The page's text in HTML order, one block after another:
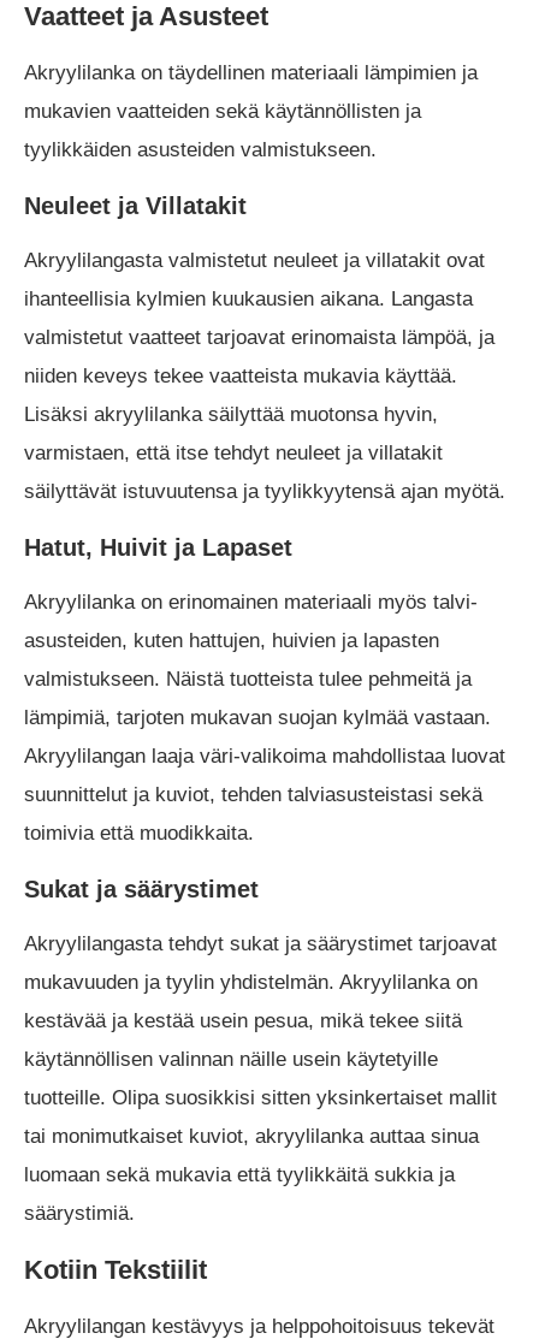
Vaatteet ja Asusteet
Akryylilanka on täydellinen materiaali lämpimien ja
mukavien vaatteiden sekä käytännöllisten ja
tyylikkäiden asusteiden valmistukseen.
Neuleet ja Villatakit
Akryylilangasta valmistetut neuleet ja villatakit ovat
ihanteellisia kylmien kuukausien aikana. Langasta
valmistetut vaatteet tarjoavat erinomaista lämpöä, ja
niiden keveys tekee vaatteista mukavia käyttää.
Lisäksi akryylilanka säilyttää muotonsa hyvin,
varmistaen, että itse tehdyt neuleet ja villatakit
säilyttävät istuvuutensa ja tyylikkyytensä ajan myötä.
Hatut, Huivit ja Lapaset
Akryylilanka on erinomainen materiaali myös talvi-
asusteiden, kuten hattujen, huivien ja lapasten
valmistukseen. Näistä tuotteista tulee pehmeitä ja
lämpimiä, tarjoten mukavan suojan kylmää vastaan.
Akryylilangan laaja väri-valikoima mahdollistaa luovat
suunnittelut ja kuviot, tehden talviasusteistasi sekä
toimivia että muodikkaita.
Sukat ja säärystimet
Akryylilangasta tehdyt sukat ja säärystimet tarjoavat
mukavuuden ja tyylin yhdistelmän. Akryylilanka on
kestävää ja kestää usein pesua, mikä tekee siitä
käytännöllisen valinnan näille usein käytetyille
tuotteille. Olipa suosikkisi sitten yksinkertaiset mallit
tai monimutkaiset kuviot, akryylilanka auttaa sinua
luomaan sekä mukavia että tyylikkäitä sukkia ja
säärystimiä.
Kotiin Tekstiilit
Akryylilangan kestävyys ja helppohoitoisuus tekevät